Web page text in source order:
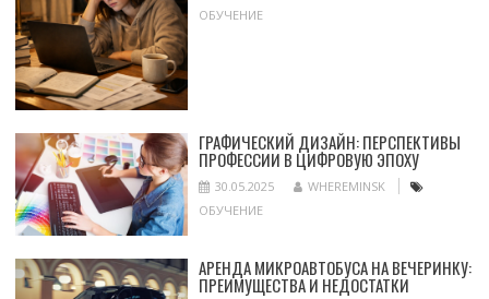
ОБУЧЕНИЕ
ГРАФИЧЕСКИЙ ДИЗАЙН: ПЕРСПЕКТИВЫ
ПРОФЕССИИ В ЦИФРОВУЮ ЭПОХУ
30.05.2025
WHEREMINSK
ОБУЧЕНИЕ
АРЕНДА МИКРОАВТОБУСА НА ВЕЧЕРИНКУ:
ПРЕИМУЩЕСТВА И НЕДОСТАТКИ